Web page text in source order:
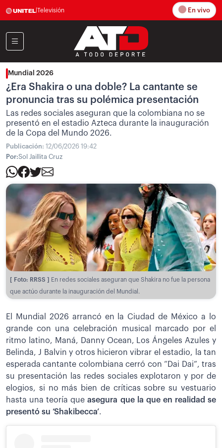
Televisión En vivo
Mundial 2026
¿Era Shakira o una doble? La cantante se
pronuncia tras su polémica presentación
Las redes sociales aseguran que la colombiana no se
presentó en el estadio Azteca durante la inauguración
de la Copa del Mundo 2026.
Publicación: 12/06/2026 19:42
Por:Sol Jaillita Cruz
[ Foto: RRSS ]
En redes sociales aseguran que Shakira no fue la persona
que actúo durante la inauguración del Mundial.
El Mundial 2026 arrancó en la Ciudad de México a lo
grande con una celebración musical marcado por el
ritmo latino, Maná, Danny Ocean, Los Ángeles Azules y
Belinda, J Balvin y otros hicieron vibrar el estadio, la tan
esperada cantante colombiana cerró con “Dai Dai”, tras
su presentación las redes sociales explotaron y por de
elogios, si no más bien de críticas sobre su vestuario
hasta una teoría queasegura que la que en realidad se
presentó su ‘Shakibecca’.